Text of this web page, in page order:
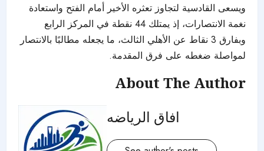
ويسعى القادسية لتجاوز تعثره الأخير أمام الفتح واستعادة
نغمة الانتصارات، إذ يمتلك 44 نقطة في المركز الرابع
وبفارق 3 نقاط عن الأهلي الثالث، ما يجعله مطالبًا بالانتصار
لمواصلة ضغطه على فرق المقدمة.
About The Author
افاق الرياضه